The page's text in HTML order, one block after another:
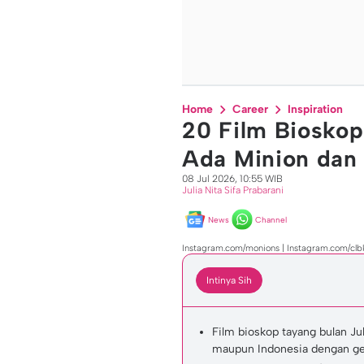
Home Career Inspiration
20 Film
Ada Minion dan
08 Jul 2026, 10:55 WIB
Julia Nita Sifa Prabarani
News Channel
Instagram.com/monions | Instagram.com/
Intinya Sih
Film bioskop tayang bulan
maupun Indonesia dengan